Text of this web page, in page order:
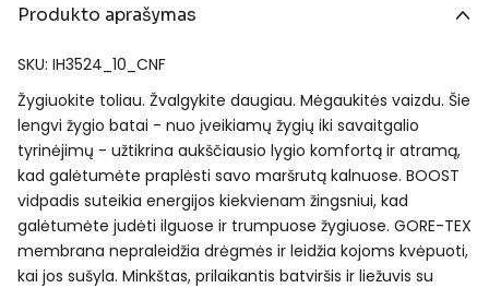
Produkto aprašymas
SKU: IH3524_10_CNF
Žygiuokite toliau. Žvalgykite daugiau. Mėgaukitės vaizdu. Šie
lengvi žygio batai - nuo įveikiamų žygių iki savaitgalio
tyrinėjimų - užtikrina aukščiausio lygio komfortą ir atramą,
kad galėtumėte praplėsti savo maršrutą kalnuose. BOOST
vidpadis suteikia energijos kiekvienam žingsniui, kad
galėtumėte judėti ilguose ir trumpuose žygiuose. GORE-TEX
membrana nepraleidžia drėgmės ir leidžia kojoms kvėpuoti,
kai jos sušyla. Minkštas, prilaikantis batviršis ir liežuvis su